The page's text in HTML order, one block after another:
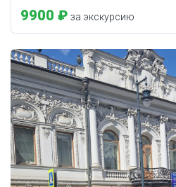
9900 ₽ за экскурсию